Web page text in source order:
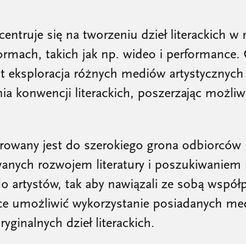
się na tworzeniu dzieł literackich w
takich jak np. wideo i performance.
eksploracja różnych mediów artystycznych
konwencji literackich, poszerzając
jest do szerokiego grona odbiorców
rozwojem literatury i poszukiwaniem
artystów, tak aby nawiązali ze sobą
umożliwić wykorzystanie posiadanych
dzieł literackich.